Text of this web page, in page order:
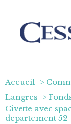
Accueil
Langres
Civette avec
departement 52